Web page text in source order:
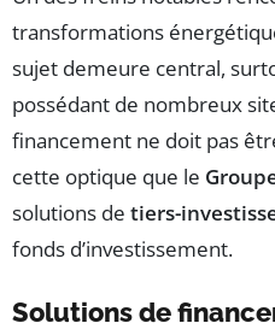
transformations
sujet demeure central,
possédant de nombreux
financement ne doit pas
cette optique que le
solutions de tiers-
fonds d’investissement.
Solutions de